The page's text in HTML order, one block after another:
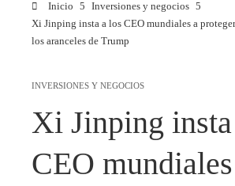
Inicio
Inversiones y negocios
Xi Jinping insta a los CEO mundiales a
los aranceles de Trump
INVERSIONES Y NEGOCIOS
Xi Jinping
CEO